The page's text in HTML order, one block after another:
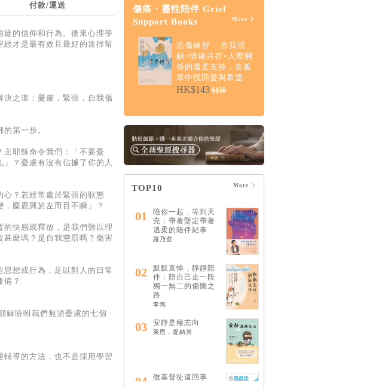
付款/運送
的信仰和行為。後來心理學
經才是最有效且最好的途徑幫
之道：憂慮，緊張，自我傷
第一步。
主耶穌命令我們：「不要憂
？憂慮有沒有佔據了你的人
心？若經常處於緊張的狀態
麋鹿興於左而目不瞬」？
快感或釋放，是我們難以理
麼嗎？是自我懲罰嗎？傷害
想或行為，足以對人的日常
備？
穌吩咐我們無須憂慮的七個
導的方法，也不是採用學習
傷痛・靈性陪伴 Grief
Support Books
More
悲傷練習： 自我照
顧×情緒共存×人際關
係的溫柔支持，在孤
單中找回愛與希望
HK$143 $150
TOP10 More
01
陪你一起，等到天
亮：帶著堅定帶著
溫柔的陪伴紀事
羅乃萱
02
默默哀悼，靜靜陪
伴：陪自己走一段
獨一無二的傷慟之
路
李雋
03 安靜是種志向
萊恩．提納第
04
做基督徒這回事